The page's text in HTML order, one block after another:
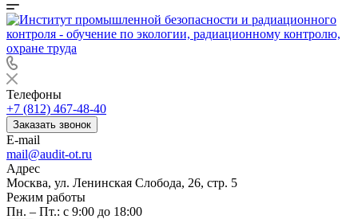
Телефоны
+7 (812) 467-48-40
Заказать звонок
E-mail
mail@audit-ot.ru
Адрес
Москва, ул. Ленинская Слобода, 26, стр. 5
Режим работы
Пн. – Пт.: с 9:00 до 18:00